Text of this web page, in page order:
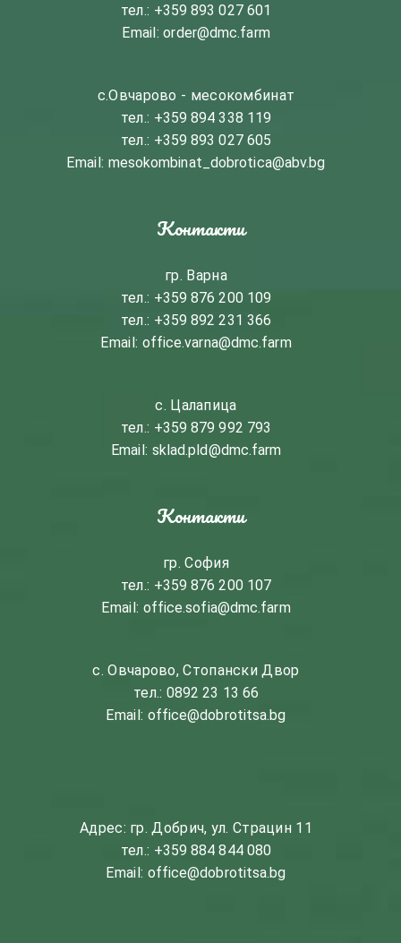
тел.: +359 893 027 601
Email:order@dmc.farm
с.Овчарово - месокомбинат
тел.: +359 894 338 119
тел.: +359 893 027 605
Email: mesokombinat_dobrotica@abv.bg
Контакти
гр. Варна
тел.: +359 876 200 109
тел.: +359 892 231 366
Email: office.varna@dmc.farm
с. Цалапица
тел.: +359 879 992 793
Email: sklad.pld@dmc.farm
Контакти
гр. София
тел.: +359 876 200 107
Email: office.sofia@dmc.farm
с. Овчарово, Стопански Двор
тел.: 0892 23 13 66
Email: office@dobrotitsa.bg
Адрес: гр. Добрич, ул. Страцин 11
тел.: +359 884 844 080
Email: office@dobrotitsa.bg